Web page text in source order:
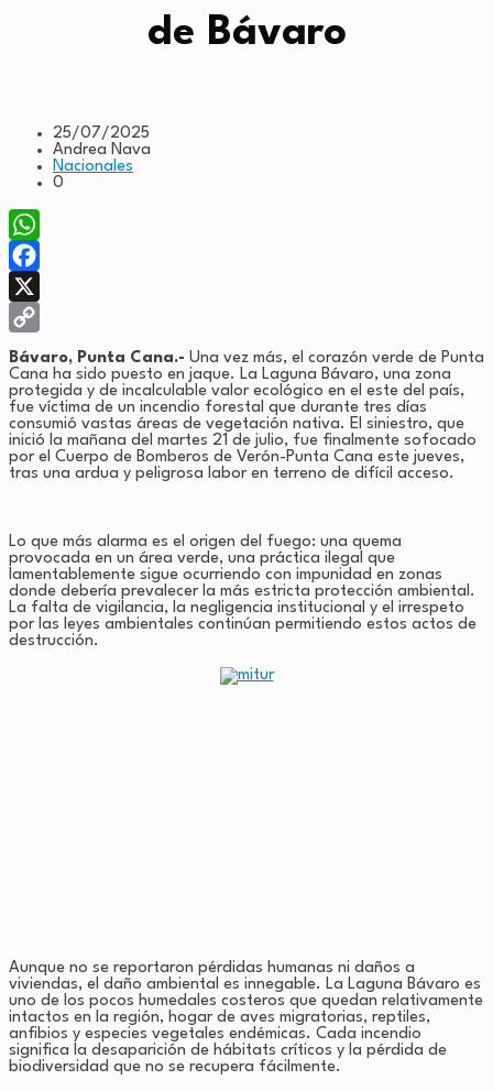
de Bávaro
25/07/2025
Andrea Nava
Nacionales
0
WhatsApp
Facebook
X
Copy
Link
Bávaro, Punta Cana.- Una vez más, el corazón verde de Punta
Cana ha sido puesto en jaque. La Laguna Bávaro, una zona
protegida y de incalculable valor ecológico en el este del país,
fue víctima de un incendio forestal que durante tres días
consumió vastas áreas de vegetación nativa. El siniestro, que
inició la mañana del martes 21 de julio, fue finalmente sofocado
por el Cuerpo de Bomberos de Verón-Punta Cana este jueves,
tras una ardua y peligrosa labor en terreno de difícil acceso.
Lo que más alarma es el origen del fuego: una quema
provocada en un área verde, una práctica ilegal que
lamentablemente sigue ocurriendo con impunidad en zonas
donde debería prevalecer la más estricta protección ambiental.
La falta de vigilancia, la negligencia institucional y el irrespeto
por las leyes ambientales continúan permitiendo estos actos de
destrucción.
Aunque no se reportaron pérdidas humanas ni daños a
viviendas, el daño ambiental es innegable. La Laguna Bávaro es
uno de los pocos humedales costeros que quedan relativamente
intactos en la región, hogar de aves migratorias, reptiles,
anfibios y especies vegetales endémicas. Cada incendio
significa la desaparición de hábitats críticos y la pérdida de
biodiversidad que no se recupera fácilmente.